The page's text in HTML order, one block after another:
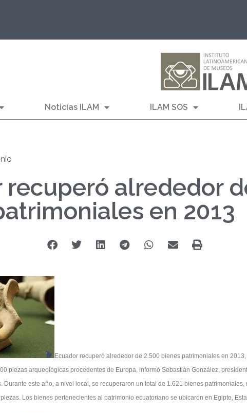
Noticias ILAM ILAM SOS
recuperó alrededor
en 2013
Ecuador recuperó alrededor de 2.500 bienes patrimoniales en
piezas arqueológicas procedentes de Europa, informó Sebastián González,
Durante este año, a nivel local, se recuperaron un total de 1.621 bienes patrimoniales,
Los bienes pertenecientes al patrimonio ecuatoriano se ubicaron en Egipto,